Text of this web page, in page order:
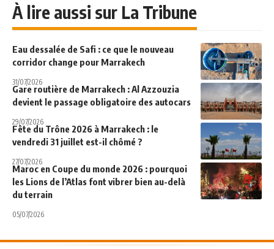
À lire aussi sur La Tribune
Eau dessalée de Safi : ce que le nouveau
corridor change pour Marrakech
31/07/2026
Gare routière de Marrakech : Al Azzouzia
devient le passage obligatoire des autocars
29/07/2026
Fête du Trône 2026 à Marrakech : le
vendredi 31 juillet est-il chômé ?
27/07/2026
Maroc en Coupe du monde 2026 : pourquoi
les Lions de l’Atlas font vibrer bien au-delà
du terrain
05/07/2026